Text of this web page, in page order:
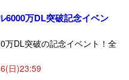
6000万DL突破記念イベン
万DL突破の記念イベント！全
日)23:59